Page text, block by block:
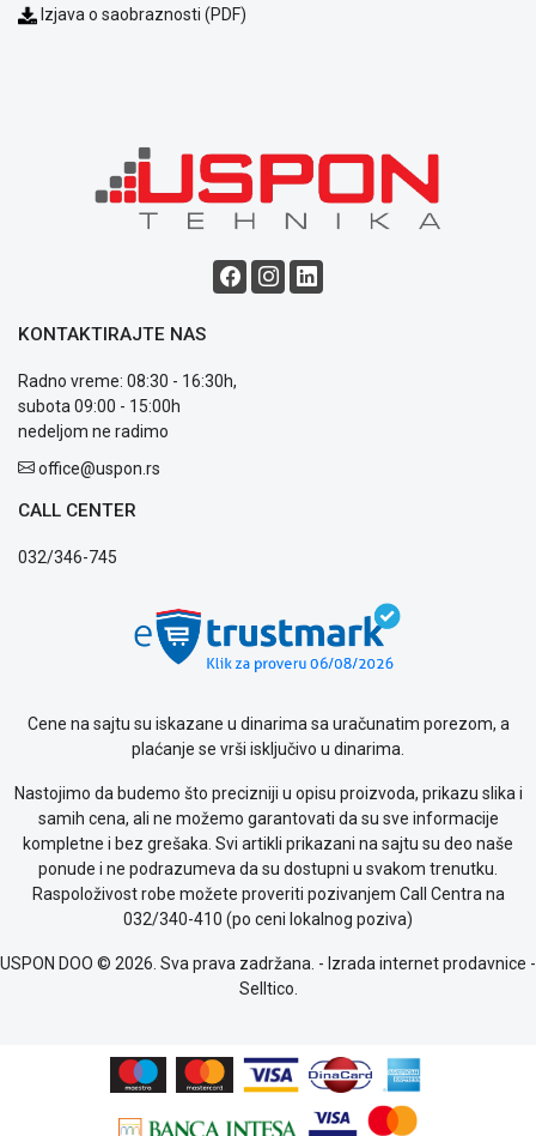
Blog
Način
plaćanja
Podrška
Opšti
uslovi
Saobraznost
prijava
privatnosti
Politika
o
kolačićima
Provera
Kontakt
Izjava o saobraznosti (PDF)
KONTAKTIRAJTE NAS
Radno vreme: 08:30 - 16:30h,
subota 09:00 - 15:00h
nedeljom ne radimo
office@uspon.rs
CALL CENTER
032/346-745
Cene na sajtu su iskazane u dinarima sa uračunatim porezom, a
plaćanje se vrši isključivo u dinarima.
Nastojimo da budemo što precizniji u opisu proizvoda, prikazu slika i
samih cena, ali ne možemo garantovati da su sve informacije
kompletne i bez grešaka. Svi artikli prikazani na sajtu su deo naše
ponude i ne podrazumeva da su dostupni u svakom trenutku.
Raspoloživost robe možete proveriti pozivanjem Call Centra na
032/340-410 (po ceni lokalnog poziva)
USPON DOO © 2026. Sva prava zadržana. - Izrada internet prodavnice -
Selltico.